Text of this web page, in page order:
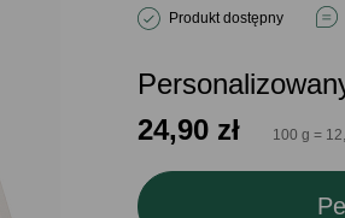
Produkt dostępny
24,90 zł 100 g =